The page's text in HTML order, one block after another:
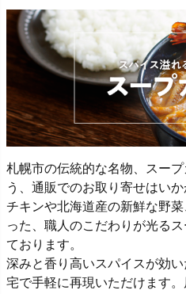
札幌市の伝統的な名物、スー
う、通販でのお取り寄せはい
チキンや北海道産の新鮮な野
った、職人のこだわりが光る
ております。
深みと香り高いスパイスが効
宅で手軽に再現いただけます